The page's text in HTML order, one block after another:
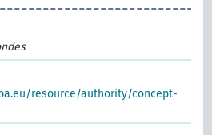
resource/authority/concept-